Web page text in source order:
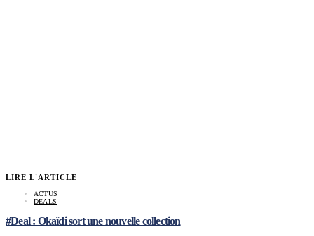
LIRE L'ARTICLE
ACTUS
DEALS
#Deal : Okaïdi sort une nouvelle collection